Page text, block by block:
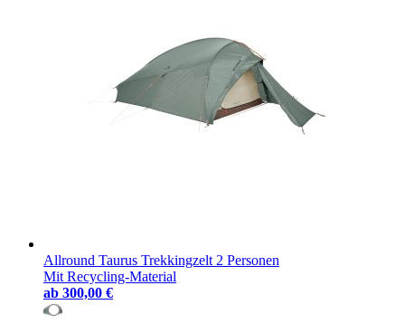
Allround Taurus Trekkingzelt 2 Personen
Mit Recycling-Material
ab 300,00 €